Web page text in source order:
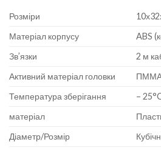
Розміри
Матеріал корпусу
ABS
Зв’язки
2 м
Активний матеріал головки
Температура зберігання
–
матеріал
Діаметр/Розмір